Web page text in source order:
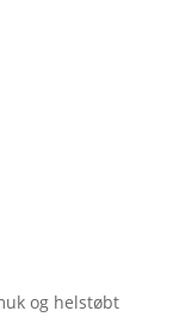
og helstøbt